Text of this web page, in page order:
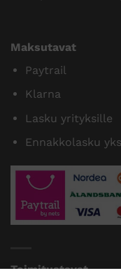
Maksutavat
Paytrail
Klarna
Lasku yrityksille
Ennakkolasku
Toimitustavat